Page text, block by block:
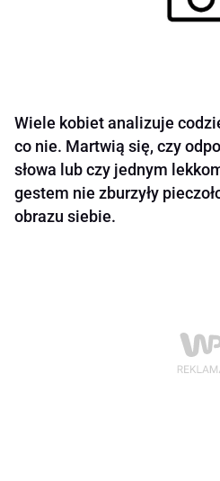
Wiele kobiet analizuje
co nie. Martwią się, czy
słowa lub czy jednym
gestem nie zburzyły
obrazu siebie.